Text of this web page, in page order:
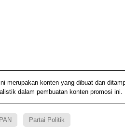
merupakan konten yang dibuat dan
dalam pembuatan konten promosi ini.
PAN Partai Politik